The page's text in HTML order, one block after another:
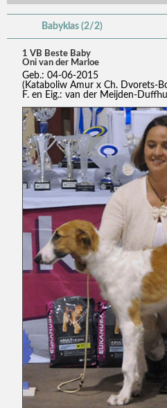
Babyklas (2/2)
1 VB Beste Baby
Oni van der Marloe
Geb.: 04-06-2015
(Kataboliw Amur x Ch. Dvorets-
F. en Eig.: van der Meijden-